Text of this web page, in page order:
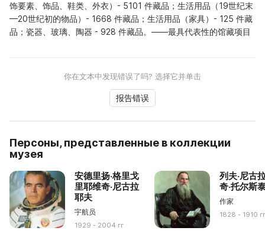
饰要素、饰品、鞋类、外衣）- 5101 件藏品；生活用品（19世纪末
—20世纪初的物品）- 1668 件藏品；生活用品（家具）- 125 件藏
品；瓷器、玻璃、陶器 - 928 件藏品。——最具代表性的馆藏项目
你在文本中发现错误了吗? 选择它并单击
报告错误
Персоны, представленные в коллекции
музея
安德里扬·格里戈
里耶维奇·尼古拉
耶夫
宇航员
1929 - 2004 гг
列夫·尼古
奇·托尔斯
作家
1828 - 1910